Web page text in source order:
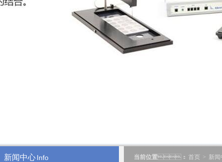
新闻中心Info 当前位置： 首页 > 新闻